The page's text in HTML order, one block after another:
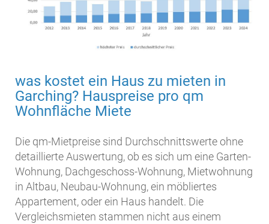
was kostet ein Haus zu mieten in
Garching? Hauspreise pro qm
Wohnfläche Miete
Die qm-Mietpreise sind Durchschnittswerte ohne
detaillierte Auswertung, ob es sich um eine Garten-
Wohnung, Dachgeschoss-Wohnung, Mietwohnung
in Altbau, Neubau-Wohnung, ein möbliertes
Appartement, oder ein Haus handelt. Die
Vergleichsmieten stammen nicht aus einem